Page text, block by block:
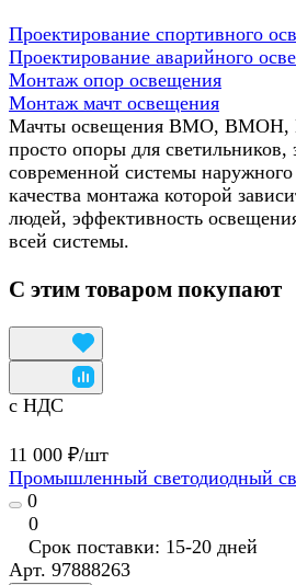
Проектирование спортивного
Проектирование аварийного
Монтаж опор освещения
Монтаж мачт освещения
Мачты освещения ВМО, ВМОН,
просто опоры для светильников,
современной системы
качества монтажа которой
людей, эффективность
всей системы.
С этим товаром покупают
с НДС
11 000 ₽/шт
Промышленный светодиодный
0
0
Срок поставки: 15-20 дней
Арт. 97888263